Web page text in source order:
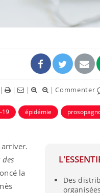
| | | |Commenter
19 épidémie
Des
la
Cerveau :
enfin